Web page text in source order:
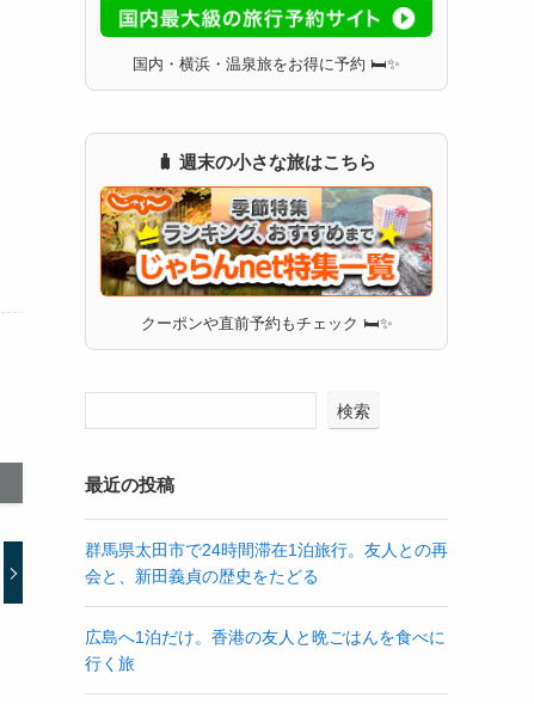
国内・横浜・温泉旅をお得に予約 🛏✨
🧳 週末の小さな旅はこちら
クーポンや直前予約もチェック 🛏✨
検索
最近の投稿
群馬県太田市で24時間滞在1泊旅行。友人との再
会と、新田義貞の歴史をたどる
広島へ1泊だけ。香港の友人と晩ごはんを食べに
行く旅